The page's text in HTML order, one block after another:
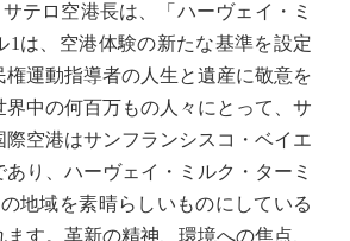
テロ空港長は、「ハーヴェイ・ミ
1は、空港体験の新たな基準を設定
権運動指導者の人生と遺産に敬意を
界中の何百万もの人々にとって、サ
際空港はサンフランシスコ・ベイエ
あり、ハーヴェイ・ミルク・ターミ
地域を素晴らしいものにしている
す。革新の精神、環境への焦点、